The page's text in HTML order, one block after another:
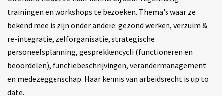
trainingen en workshops te bezoeken. Thema's waar ze
bekend mee is zijn onder andere: gezond werken, verzuim &
re-integratie, zelforganisatie, strategische
personeelsplanning, gesprekkencycli (functioneren en
beoordelen), functiebeschrijvingen, verandermanagement
en medezeggenschap. Haar kennis van arbeidsrecht is up to
date.